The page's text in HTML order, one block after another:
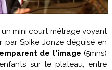
un mini court métrage voyant
parSpike Jonzedéguisé en
de l'image (5mns)
sur le plateau, entre